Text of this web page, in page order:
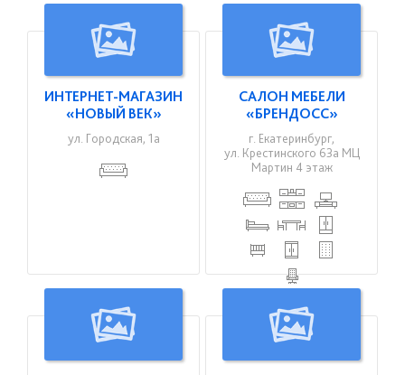
ИНТЕРНЕТ-МАГАЗИН
«НОВЫЙ ВЕК»
ул. Городская, 1а
САЛОН МЕБЕЛИ
«БРЕНДОСС»
г. Екатеринбург,
ул. Крестинского 63а МЦ
Мартин 4 этаж